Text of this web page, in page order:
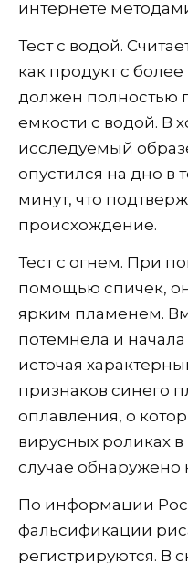
интернете
Тест с водой.
как продукт с
должен полностью
емкости с водой. В
исследуемый
опустился на дно в
минут, что
происхождение.
Тест с огнем. При
помощью спичек,
ярким пламенем.
потемнела и
источая
признаков синего
оплавления, о
вирусных роликах
случае обнаружено
По информации
фальсификации
регистрируются. В